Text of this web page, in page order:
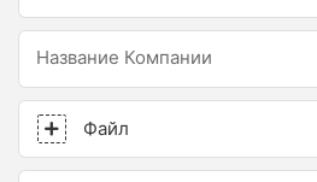
Название Компании
Файл